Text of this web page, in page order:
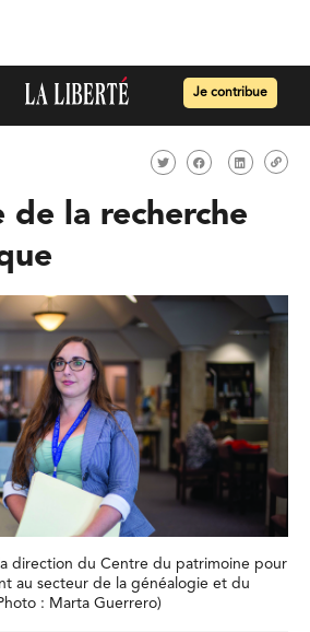
Je contribue
de la recherche
direction du Centre du patrimoine pour
au secteur de la généalogie et du
: Marta Guerrero)